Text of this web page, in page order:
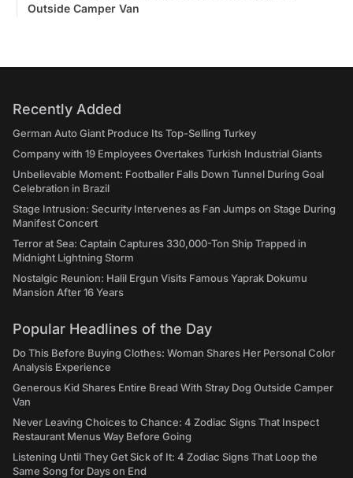
Outside Camper Van
Recently Added
German Auto Giant Produce Its Top-Selling Turkey
Company with 19 Employees Overtakes Turkish Industrial Giants
Unbelievable Moment: Footballer Falls Down Tunnel During Goal
Celebration in Brazil
Stage Intrusion: Security Intervenes as Fan Jumps on Stage During
Manifest Concert
Terror at Sea: Captain Captures 330,000-Ton Ship Trapped in
Midnight Lightning Storm
Nostalgic Reunion: Halil Ergun Visits Famous Yaprak Dokumu
Mansion After 16 Years
Popular Headlines of the Day
Do This Before Buying Clothes: Woman Shares Her Personal Color
Analysis Experience
Generous Kid Shares Entire Bread With Stray Dog Outside Camper
Van
Never Leaving Choices to Chance: 4 Zodiac Signs That Inspect
Restaurant Menus Way Before Going
Listening Until They Get Sick of It: 4 Zodiac Signs That Loop the
Same Song for Days on End